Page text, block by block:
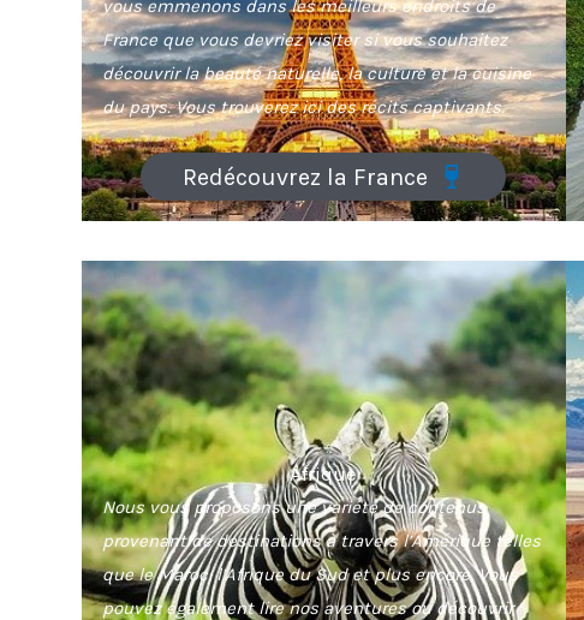
vous emmenons dans les meilleurs endroits de
France que vous devriez visiter si vous souhaitez
découvrir la beauté naturelle, la culture et la cuisine
du pays. Vous trouverez ici des récits captivants.
Redécouvrez la France
Afrique
Nous vous proposons une variété de contenus
provenant de destinations à travers l’Amérique telles
que le Maroc, l’Afrique du Sud et plus encore. Vous
pouvez également lire nos aventures ou découvrir